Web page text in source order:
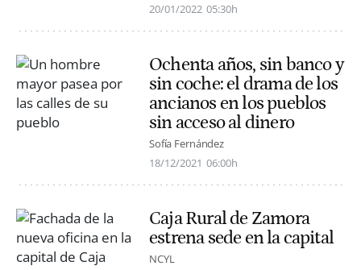
20/01/2022 05:30h
Ochenta años, sin banco y
sin coche: el drama de los
ancianos en los pueblos
sin acceso al dinero
Sofía Fernández
18/12/2021 06:00h
Caja Rural de Zamora
estrena sede en la capital
NCYL